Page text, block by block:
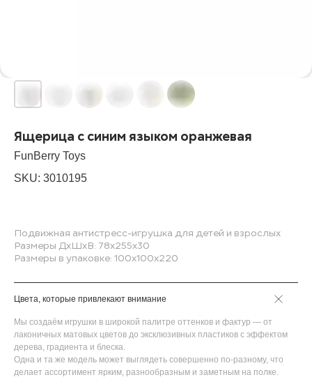
Ящерица с синим языком оранжевая
FunBerry Toys
SKU: 3010195
Подвижная антистресс-игрушка для детей и взрослых
Размеры ДхШхВ: 78х255х30
Размеры в упаковке: 100х100х220
Цвета, которые привлекают внимание
Мы создаём игрушки в широкой палитре оттенков и фактур — от
лаконичных матовых цветов до эксклюзивных пластиков с эффектом
дерева, градиента и блеска.
Одна и та же модель может выглядеть совершенно по-разному, что
делает ассортимент ярким, разнообразным и заметным на полке.